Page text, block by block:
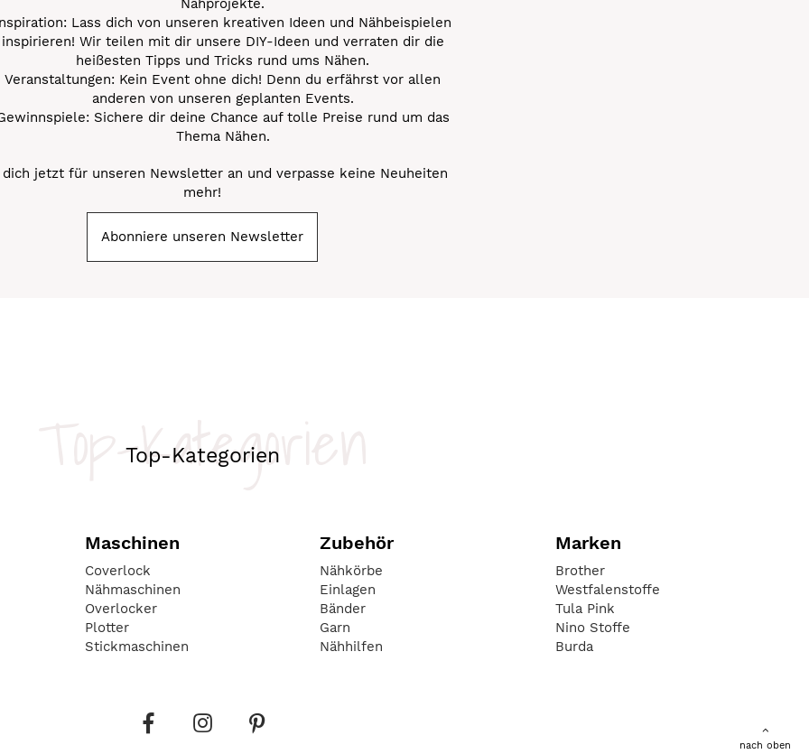
Nähprojekte.
Lass dich von unseren kreativen Ideen und Nähbeispielen
inspirieren! Wir teilen mit dir unsere DIY-Ideen und verraten dir die
heißesten Tipps und Tricks rund ums Nähen.
Veranstaltungen: Kein Event ohne dich! Denn du erfährst vor allen
anderen von unseren geplanten Events.
Sichere dir deine Chance auf tolle Preise rund um das
Thema Nähen.
dich jetzt für unseren Newsletter an und verpasse keine Neuheiten
mehr!
Abonniere unseren Newsletter
Top-Kategorien
Top-Kategorien
Maschinen
Coverlock
Nähmaschinen
Overlocker
Plotter
Stickmaschinen
Zubehör
Nähkörbe
Einlagen
Bänder
Garn
Nähhilfen
Marken
Brother
Westfalenstoffe
Tula Pink
Nino Stoffe
Burda
nach oben